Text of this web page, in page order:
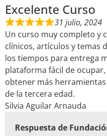
Excelente Curso
31 julio, 2024
Un curso muy completo y
clínicos, artículos y temas
los tiempos para entrega
plataforma fácil de
obtener más
de la tercera edad.
Silvia Aguilar Arnauda
Respuesta de